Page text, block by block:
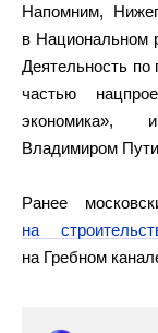
Напомним,
в Национальном
Деятельность по
частью
экономика»,
Владимиром
Ранее
на
на Гребном